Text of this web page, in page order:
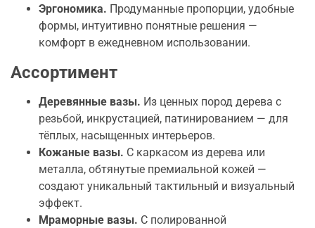
Эргономика. Продуманные пропорции, удобные
формы, интуитивно понятные решения —
комфорт в ежедневном использовании.
Ассортимент
Деревянные вазы. Из ценных пород дерева с
резьбой, инкрустацией, патинированием — для
тёплых, насыщенных интерьеров.
Кожаные вазы. С каркасом из дерева или
металла, обтянутые премиальной кожей —
создают уникальный тактильный и визуальный
эффект.
Мраморные вазы. С полированной